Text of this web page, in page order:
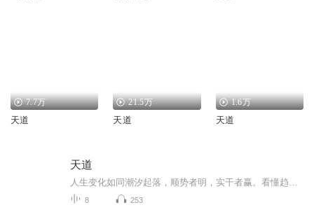
7.7万
天道
21.5万
天道
1.6万
天道
天道
8 253